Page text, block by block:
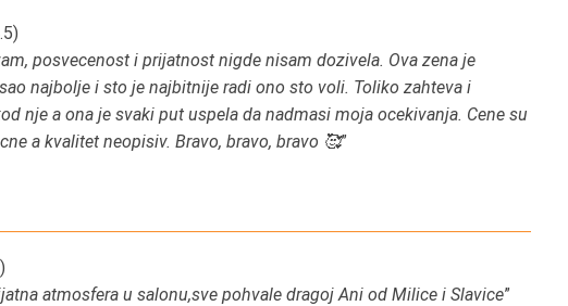
posvecenost i prijatnost nigde nisam dozivela. Ova zena je
najbolje i sto je najbitnije radi ono sto voli. Toliko zahteva i
nje a ona je svaki put uspela da nadmasi moja ocekivanja. Cene su
a kvalitet neopisiv. Bravo, bravo, bravo 🥰”
atmosfera u salonu,sve pohvale dragoj Ani od Milice i Slavice”